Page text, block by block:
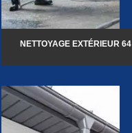
NETTOYAGE EXTÉRIEUR 64